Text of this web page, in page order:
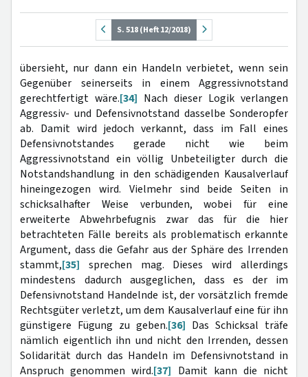
S. 518 (Heft 12/2018)
übersieht, nur dann ein Handeln verbietet, wenn sein
Gegenüber seinerseits in einem Aggressivnotstand
gerechtfertigt wäre.[34] Nach dieser Logik verlangen
Aggressiv- und Defensivnotstand dasselbe Sonderopfer
ab. Damit wird jedoch verkannt, dass im Fall eines
Defensivnotstandes gerade nicht wie beim
Aggressivnotstand ein völlig Unbeteiligter durch die
Notstandshandlung in den schädigenden Kausalverlauf
hineingezogen wird. Vielmehr sind beide Seiten in
schicksalhafter Weise verbunden, wobei für eine
erweiterte Abwehrbefugnis zwar das für die hier
betrachteten Fälle bereits als problematisch erkannte
Argument, dass die Gefahr aus der Sphäre des Irrenden
stammt,[35] sprechen mag. Dieses wird allerdings
mindestens dadurch ausgeglichen, dass es der im
Defensivnotstand Handelnde ist, der vorsätzlich fremde
Rechtsgüter verletzt, um dem Kausalverlauf eine für ihn
günstigere Fügung zu geben.[36] Das Schicksal träfe
nämlich eigentlich ihn und nicht den Irrenden, dessen
Solidarität durch das Handeln im Defensivnotstand in
Anspruch genommen wird.[37] Damit kann die nicht